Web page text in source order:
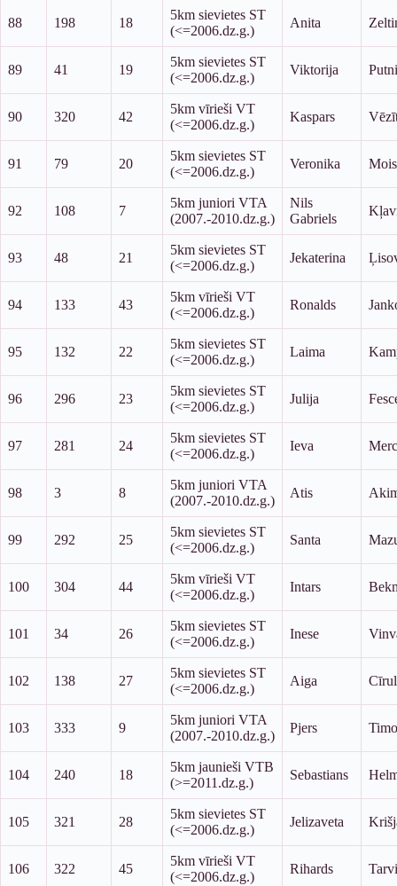
88 198 18
5km sievietes ST
(<=2006.dz.g.)
Anita
89 41 19
5km sievietes ST
(<=2006.dz.g.)
Viktorija
90 320 42
5km vīrieši VT
(<=2006.dz.g.)
Kaspars
91 79 20
5km sievietes ST
(<=2006.dz.g.)
Veronika
92 108 7
5km juniori VTA
(2007.-2010.dz.g.)
Nils
Gabriels
93 48 21
5km sievietes ST
(<=2006.dz.g.)
Jekaterina
94 133 43
5km vīrieši VT
(<=2006.dz.g.)
Ronalds
95 132 22
5km sievietes ST
(<=2006.dz.g.)
Laima
96 296 23
5km sievietes ST
(<=2006.dz.g.)
Julija
97 281 24
5km sievietes ST
(<=2006.dz.g.)
Ieva
98 3 8
5km juniori VTA
(2007.-2010.dz.g.)
Atis
99 292 25
5km sievietes ST
(<=2006.dz.g.)
Santa
100 304 44
5km vīrieši VT
(<=2006.dz.g.)
Intars
101 34 26
5km sievietes ST
(<=2006.dz.g.)
Inese
102 138 27
5km sievietes ST
(<=2006.dz.g.)
Aiga
103 333 9
5km juniori VTA
(2007.-2010.dz.g.)
Pjers
104 240 18
5km jaunieši VTB
(>=2011.dz.g.)
Sebastians
105 321 28
5km sievietes ST
(<=2006.dz.g.)
Jelizaveta
106 322 45
5km vīrieši VT
(<=2006.dz.g.)
Rihards